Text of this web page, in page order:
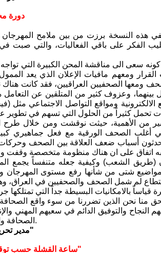
دورة
النسخة برزت من بين ملامح المهرجان
الفكر على باقي الفعاليات، والتي صبت في
سعى الى مناقشة المحن الكبيرة التي
ومعهم مافيات الإعلان الذي يعد
ومعها الصحفيين العراقيين، فقد كانت
بينهما، وعزوف كثير من المتلقين عن
ومواقع التواصل الاجتماعي مثل
من الأهمية، حيثت نوقشت ومن خلال طرح
أغلب الصحف الورقية مع فعل جماهيري
أسباب ضعف العلاقة بين الصحف وحركات
الشعب) وكيفية جعله متنفساً يجمع
مواضيع شتى من شأنها رفع مستوى المهرجان
لم شمل الصحف والصحفيين في العراق،
نحن الذين تضررنا من سوء واقع الصحافة
النجاح والتوفيق الدائم في سعيهم المهني
الصحافة والصحفيين العراقيين.
* مدير تحرير جريدة "الحقيقة"
ساعة القشلة حسب توقيت "طريق الشعب"